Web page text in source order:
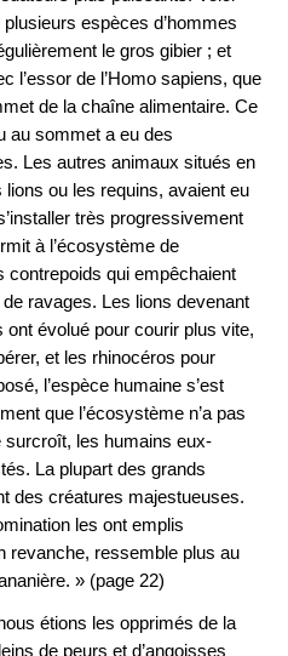
espèces d’hommes
le gros gibier ; et
l’essor de l’Homo sapiens, que
de la chaîne alimentaire. Ce
au sommet a eu des
Les autres animaux situés en
ou les requins, avaient eu
très progressivement
à l’écosystème de
contrepoids qui empêchaient
ravages. Les lions devenant
évolué pour courir plus vite,
et les rhinocéros pour
l’espèce humaine s’est
que l’écosystème n’a pas
surcroît, les humains eux-
La plupart des grands
des créatures majestueuses.
les ont emplis
revanche, ressemble plus au
» (page 22)
étions les opprimés de la
de peurs et d’angoisses